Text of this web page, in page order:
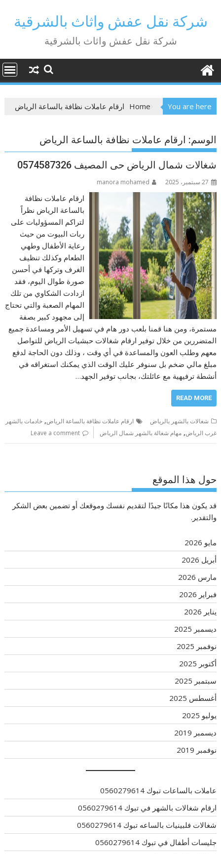
contentشركة نقل عفش واثاث بالشرقية
شركة نقل عفش واثاث بالشرقية
You are here
Home ارقام عاملات نظافة بالساعة الرياض
الوسم: ارقام عاملات نظافة بالساعة الرياض
شغالات شمال الرياض حى المصيف 0574587326
27 سبتمبر، 2025 manora mohamed
ارقام عاملات نظافة
بالساعة الرياض نظراً
لتراكم المسؤوليات على
ربات البيوت من حيث
رعاية الأطفال وطهي
الطعام وكذلك تنظيف
الغرف وتركها في أحسن
صورة طوال اليوم، فقد
ازدادت الشكاوي من تلك
المهام الصعبة والتي تحتاج
إلى مجهود كبير بصفة
مستمرة، ومن هنا قمنا بلعب دور هام في تسهيل الأمر ومساعدة جميع
المتضررين من خلال توفير ارقام شغالات حبشيات الرياض للتواصل
معهم وطلب العون والمساعدة في أي وقت ، وذلك دون الحاجة لدفع
مبلغ مالي ضخم بل سنوفر عليك الوقت الذي يمكنك استغراقه في
أنشطة ترفيهية مع عائلتك، بجانب توفير الجهد…
READ MORE
شغالات بالشهر بالرياض ارقام عاملات نظافة بالساعة الرياض,خادمات بالشهر
غرب الرياض,مهام شغالة بالشهر شمال الرياض Leave a comment
حول هذا الموقع
قد يكون هذا مكانًا جيدًا لتقديم نفسك وموقعك أو تضمين بعض الشكر
والتقدير.
مايو 2026
أبريل 2026
مارس 2026
فبراير 2026
يناير 2026
ديسمبر 2025
نوفمبر 2025
أكتوبر 2025
سبتمبر 2025
أغسطس 2025
يوليو 2025
ديسمبر 2019
نوفمبر 2019
عاملات بالساعات تبوك 0560279614
ارقام شغالات بالشهر في تبوك 0560279614
شغالات فلبينيات بالساعه تبوك 0560279614
جليسات أطفال في تبوك 0560279614